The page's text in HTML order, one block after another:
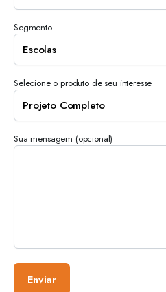
Segmento
Selecione o produto de seu interesse
Sua mensagem (opcional)